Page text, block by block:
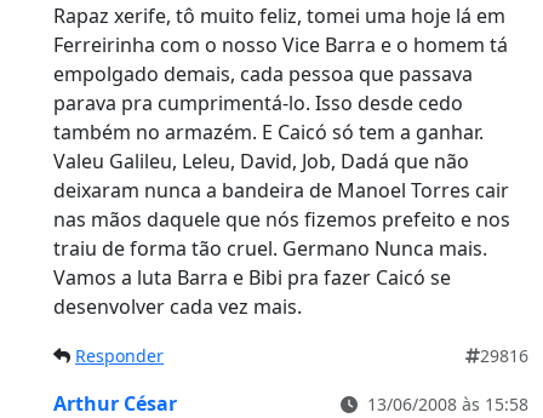
Rapaz xerife, tô muito feliz, tomei uma hoje lá em
Ferreirinha com o nosso Vice Barra e o homem tá
empolgado demais, cada pessoa que passava
parava pra cumprimentá-lo. Isso desde cedo
também no armazém. E Caicó só tem a ganhar.
Valeu Galileu, Leleu, David, Job, Dadá que não
deixaram nunca a bandeira de Manoel Torres cair
nas mãos daquele que nós fizemos prefeito e nos
traiu de forma tão cruel. Germano Nunca mais.
Vamos a luta Barra e Bibi pra fazer Caicó se
desenvolver cada vez mais.
Responder 29816
Arthur César 13/06/2008 às 15:58